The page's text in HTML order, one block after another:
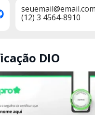
(12) 3 4564-8910
DIO